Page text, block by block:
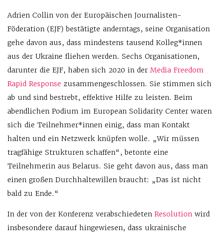
Adrien Collin von der Europäischen Journalisten-
Föderation (EJF) bestätigte anderntags, seine Organisation
gehe davon aus, dass mindestens tausend Kolleg*innen
aus der Ukraine fliehen werden. Sechs Organisationen,
darunter die EJF, haben sich 2020 in der Media Freedom
Rapid Response zusammengeschlossen. Sie stimmen sich
ab und sind bestrebt, effektive Hilfe zu leisten. Beim
abendlichen Podium im European Solidarity Center waren
sich die Teilnehmer*innen einig, dass man Kontakt
halten und ein Netzwerk knüpfen wolle. „Wir müssen
tragfähige Strukturen schaffen“, betonte eine
Teilnehmerin aus Belarus. Sie geht davon aus, dass man
einen großen Durchhaltewillen braucht: „Das ist nicht
bald zu Ende.“
In der von der Konferenz verabschiedeten Resolution wird
insbesondere darauf hingewiesen, dass ukrainische